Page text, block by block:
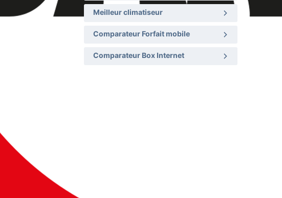
Meilleur climatiseur
Comparateur Forfait mobile
Comparateur Box Internet